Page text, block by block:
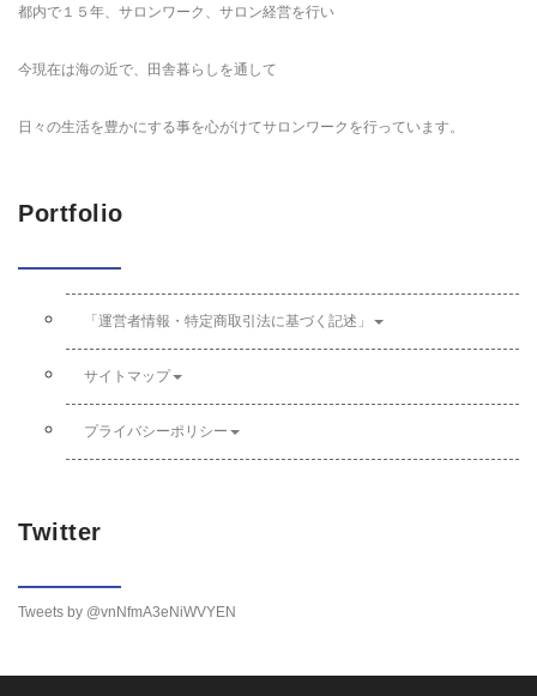
都内で１５年、サロンワーク、サロン経営を行い
今現在は海の近で、田舎暮らしを通して
日々の生活を豊かにする事を心がけてサロンワークを行っています。
Portfolio
「運営者情報・特定商取引法に基づく記述」
サイトマップ
プライバシーポリシー
Twitter
Tweets by @vnNfmA3eNiWVYEN